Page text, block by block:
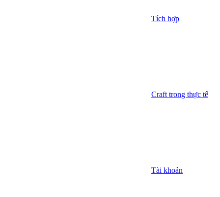
Tích hợp
Craft trong thực tế
Tài khoản